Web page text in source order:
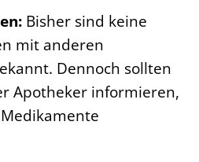
Bisher sind keine
mit anderen
Dennoch sollten
Apotheker informieren,